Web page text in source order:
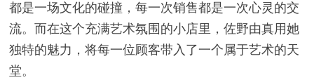
都是一场文化的碰撞，每一次销售都是一次心灵的交
流。而在这个充满艺术氛围的小店里，佐野由真用她
独特的魅力，将每一位顾客带入了一个属于艺术的天
堂。